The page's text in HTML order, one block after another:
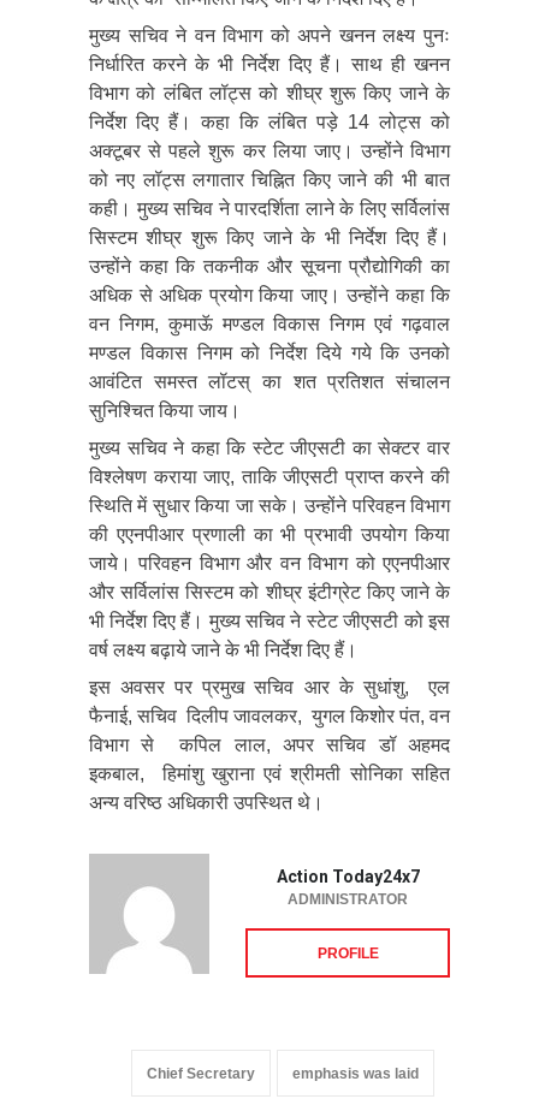
मुख्य सचिव ने वन विभाग को अपने खनन लक्ष्य पुनः
निर्धारित करने के भी निर्देश दिए हैं। साथ ही खनन
विभाग को लंबित लॉट्स को शीघ्र शुरू किए जाने के
निर्देश दिए हैं। कहा कि लंबित पड़े 14 लोट्स को
अक्टूबर से पहले शुरू कर लिया जाए। उन्होंने विभाग
को नए लॉट्स लगातार चिह्नित किए जाने की भी बात
कही। मुख्य सचिव ने पारदर्शिता लाने के लिए सर्विलांस
सिस्टम शीघ्र शुरू किए जाने के भी निर्देश दिए हैं।
उन्होंने कहा कि तकनीक और सूचना प्रौद्योगिकी का
अधिक से अधिक प्रयोग किया जाए। उन्होंने कहा कि
वन निगम, कुमाऊॅ मण्डल विकास निगम एवं गढ़वाल
मण्डल विकास निगम को निर्देश दिये गये कि उनको
आवंटित समस्त लॉटस् का शत प्रतिशत संचालन
सुनिश्चित किया जाय।
मुख्य सचिव ने कहा कि स्टेट जीएसटी का सेक्टर वार
विश्लेषण कराया जाए, ताकि जीएसटी प्राप्त करने की
स्थिति में सुधार किया जा सके। उन्होंने परिवहन विभाग
की एएनपीआर प्रणाली का भी प्रभावी उपयोग किया
जाये। परिवहन विभाग और वन विभाग को एएनपीआर
और सर्विलांस सिस्टम को शीघ्र इंटीग्रेट किए जाने के
भी निर्देश दिए हैं। मुख्य सचिव ने स्टेट जीएसटी को इस
वर्ष लक्ष्य बढ़ाये जाने के भी निर्देश दिए हैं।
इस अवसर पर प्रमुख सचिव आर के सुधांशु, एल
फैनाई, सचिव दिलीप जावलकर, युगल किशोर पंत, वन
विभाग से कपिल लाल, अपर सचिव डॉ अहमद
इकबाल, हिमांशु खुराना एवं श्रीमती सोनिका सहित
अन्य वरिष्ठ अधिकारी उपस्थित थे।
Action Today24x7
ADMINISTRATOR
PROFILE
Chief Secretary emphasis was laid